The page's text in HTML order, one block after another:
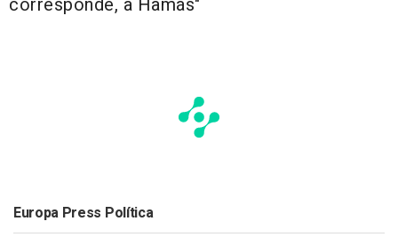
Europa Press Política